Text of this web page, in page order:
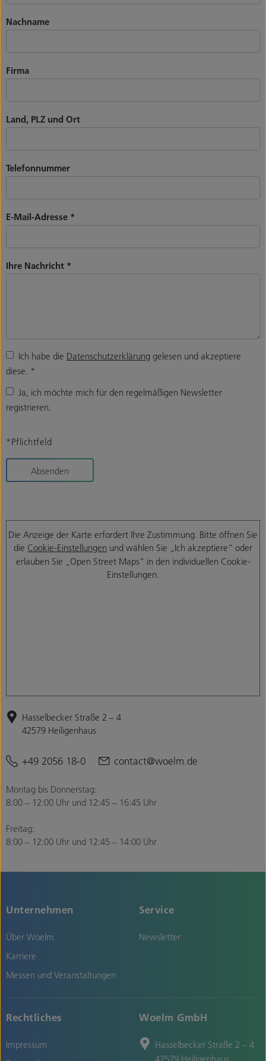
Nachname
Firma
Land, PLZ und Ort
Telefonnummer
E-Mail-Adresse *
Ihre Nachricht *
Ich habe die Datenschutzerklärung gelesen und akzeptiere
diese. *
Ja, ich möchte mich für den regelmäßigen Newsletter
registrieren.
*Pflichtfeld
Absenden
Die Anzeige der Karte erfordert Ihre Zustimmung. Bitte öffnen Sie
die Cookie-Einstellungen und wählen Sie „Ich akzeptiere“ oder
erlauben Sie „Open Street Maps“ in den individuellen Cookie-
Einstellungen.
Hasselbecker Straße 2 – 4
42579 Heiligenhaus
+49 2056 18-0 contact@woelm.de
Montag bis Donnerstag:
8:00 – 12:00 Uhr und 12:45 – 16:45 Uhr
Freitag:
8:00 – 12:00 Uhr und 12:45 – 14:00 Uhr
Unternehmen
Über Woelm
Karriere
Messen und Veranstaltungen
Service
Newsletter
Rechtliches
Impressum
Woelm GmbH
Hasselbecker Straße 2 – 4
42579 Heiligenhaus